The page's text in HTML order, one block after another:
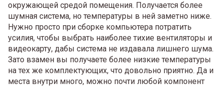
окружающей средой помещения. Получается более
шумная система, но температуры в ней заметно ниже.
Нужно просто при сборке компьютера потратить
усилия, чтобы выбрать наиболее тихие вентиляторы и
видеокарту, дабы система не издавала лишнего шума.
Зато взамен вы получаете более низкие температуры
на тех же комплектующих, что довольно приятно. Да и
места внутри много, можно почти любой компонент